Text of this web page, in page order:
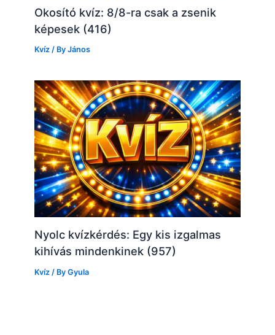
Okosító kvíz: 8/8-ra csak a zsenik
képesek (416)
Kvíz / ByJános
Nyolc kvízkérdés: Egy kis izgalmas
kihívás mindenkinek (957)
Kvíz / ByGyula